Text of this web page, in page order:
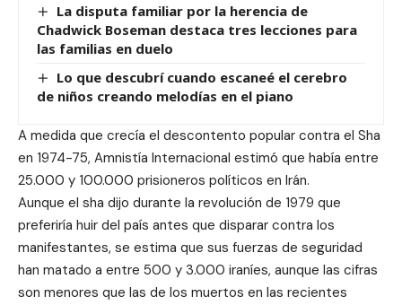
La disputa familiar por la herencia de
Chadwick Boseman destaca tres lecciones para
las familias en duelo
Lo que descubrí cuando escaneé el cerebro
de niños creando melodías en el piano
A medida que crecía el descontento popular contra el Sha
en 1974-75, Amnistía Internacional estimó que había entre
25.000 y 100.000 prisioneros políticos en Irán.
Aunque el sha dijo durante la revolución de 1979 que
preferiría huir del país antes que disparar contra los
manifestantes, se estima que sus fuerzas de seguridad
han matado a entre 500 y 3.000 iraníes, aunque las cifras
son menores que las de los muertos en las recientes